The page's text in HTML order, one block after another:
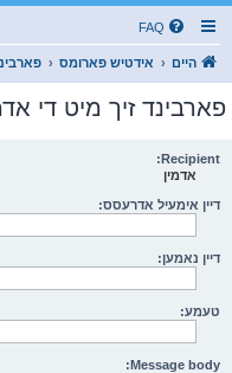
FAQ
היים אידטיש פארומס
פארבינד זיך מיט די
Recipient:
אדמין
דיין אימעיל אדרעסס:
דיין נאמען:
טעמע:
Message body: